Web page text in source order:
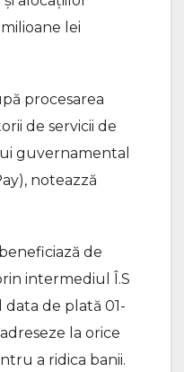
lei
procesarea
de servicii de
guvernamental
noteazză
de
intermediul Î.S
data de plată 01-
la orice
a ridica banii.